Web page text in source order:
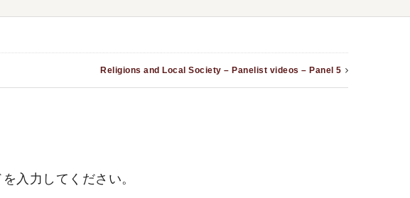
Religions and Local Society – Panelist videos – Panel 5
入力してください。